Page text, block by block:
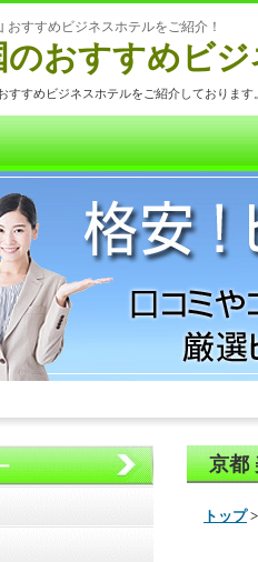
おすすめビジネスホテルをご紹介！
のおすすめビ
すすめビジネスホテルをご紹介しております。
京都
トップ>